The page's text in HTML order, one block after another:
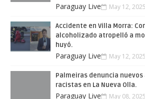
Paraguay Live May 12, 2025
Accidente en Villa Morra:
alcoholizado atropelló a
huyó.
Paraguay Live May 12, 2025
Palmeiras denuncia
racistas en La Nueva Olla.
Paraguay Live May 08, 2025